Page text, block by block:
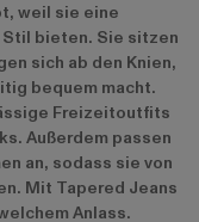
weil sie eine
bieten. Sie sitzen
sich ab den Knien,
bequem macht.
Freizeitoutfits
Außerdem passen
an, sodass sie von
Mit Tapered Jeans
Anlass.